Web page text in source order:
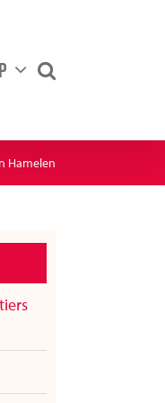
Hamelen